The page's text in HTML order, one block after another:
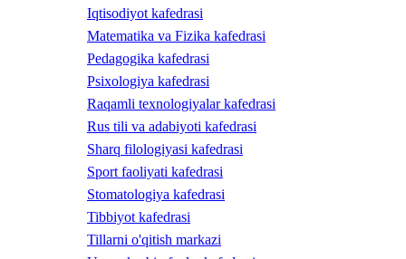
Iqtisodiyot kafedrasi
Matematika va Fizika kafedrasi
Pedagogika kafedrasi
Psixologiya kafedrasi
Raqamli texnologiyalar kafedrasi
Rus tili va adabiyoti kafedrasi
Sharq filologiyasi kafedrasi
Sport faoliyati kafedrasi
Stomatologiya kafedrasi
Tibbiyot kafedrasi
Tillarni o'qitish markazi